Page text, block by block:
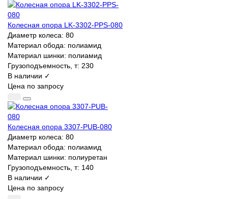
Колесная опора LK-3302-PPS-080
Диаметр колеса: 80
Материал обода: полиамид
Материал шинки: полиамид
Грузоподъемность, т: 230
В наличии ✓
Цена по запросу
Колесная опора 3307-PUB-080
Диаметр колеса: 80
Материал обода: полиамид
Материал шинки: полиуретан
Грузоподъемность, т: 140
В наличии ✓
Цена по запросу